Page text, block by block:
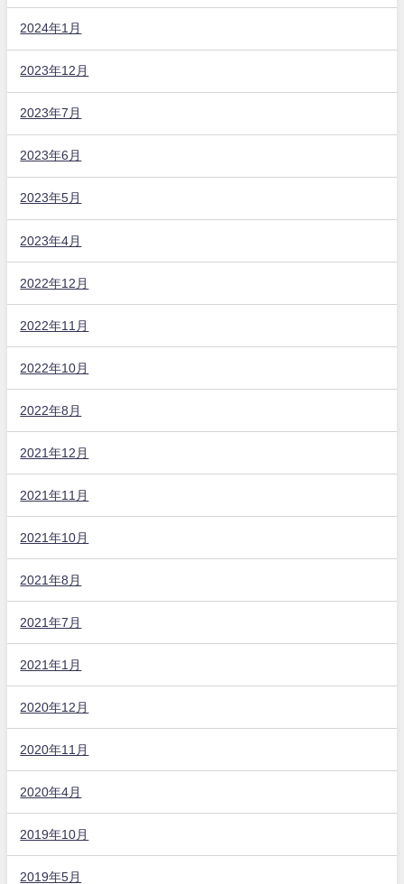
2024年1月
2023年12月
2023年7月
2023年6月
2023年5月
2023年4月
2022年12月
2022年11月
2022年10月
2022年8月
2021年12月
2021年11月
2021年10月
2021年8月
2021年7月
2021年1月
2020年12月
2020年11月
2020年4月
2019年10月
2019年5月